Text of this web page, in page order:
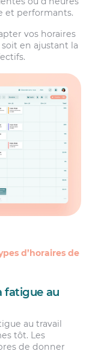
et performants.
vos horaires
en ajustant la
d’horaires de
fatigue au
au travail
tôt. Les
de donner